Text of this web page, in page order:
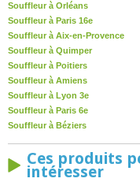
Souffleur à Orléans
Souffleur à Paris 16e
Souffleur à Aix-en-Provence
Souffleur à Quimper
Souffleur à Poitiers
Souffleur à Amiens
Souffleur à Lyon 3e
Souffleur à Paris 6e
Souffleur à Béziers
Ces produits
intéresser